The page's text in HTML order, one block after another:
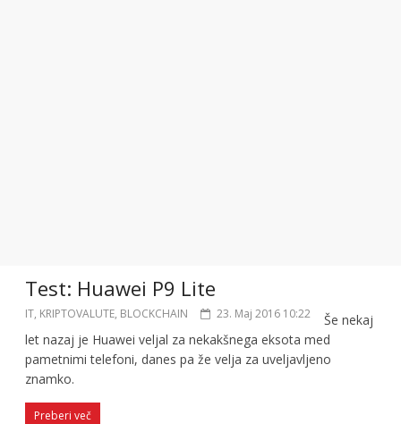
Test: Huawei P9 Lite
IT, KRIPTOVALUTE, BLOCKCHAIN 23. Maj 2016 10:22
Še nekaj
let nazaj je Huawei veljal za nekakšnega eksota med
pametnimi telefoni, danes pa že velja za uveljavljeno
znamko.
Preberi več